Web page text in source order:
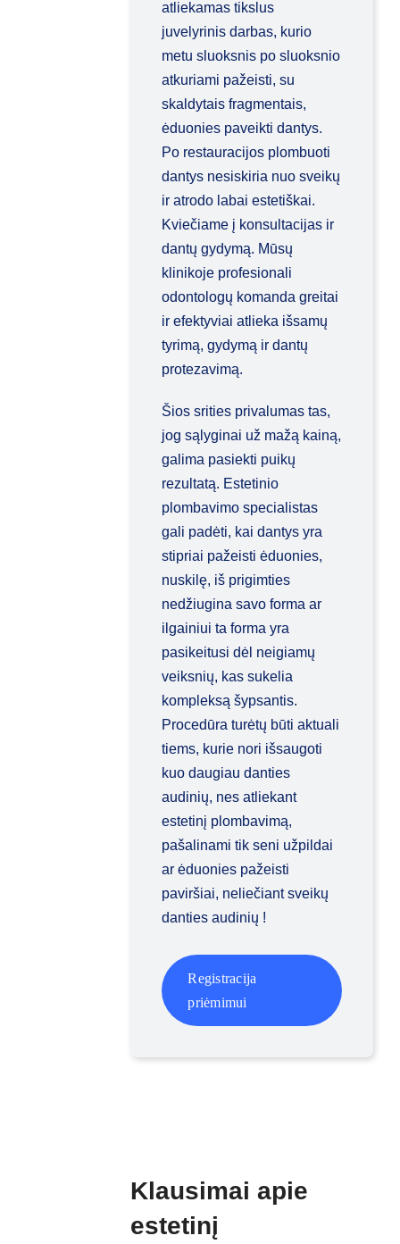
atliekamas tikslus
juvelyrinis darbas, kurio
metu sluoksnis po sluoksnio
atkuriami pažeisti, su
skaldytais fragmentais,
ėduonies paveikti dantys.
Po restauracijos plombuoti
dantys nesiskiria nuo sveikų
ir atrodo labai estetiškai.
Kviečiame į konsultacijas ir
dantų gydymą. Mūsų
klinikoje profesionali
odontologų komanda greitai
ir efektyviai atlieka išsamų
tyrimą, gydymą ir dantų
protezavimą.
Šios srities privalumas tas,
jog sąlyginai už mažą kainą,
galima pasiekti puikų
rezultatą. Estetinio
plombavimo specialistas
gali padėti, kai dantys yra
stipriai pažeisti ėduonies,
nuskilę, iš prigimties
nedžiugina savo forma ar
ilgainiui ta forma yra
pasikeitusi dėl neigiamų
veiksnių, kas sukelia
kompleksą šypsantis.
Procedūra turėtų būti aktuali
tiems, kurie nori išsaugoti
kuo daugiau danties
audinių, nes atliekant
estetinį plombavimą,
pašalinami tik seni užpildai
ar ėduonies pažeisti
paviršiai, neliečiant sveikų
danties audinių !
Registracija
priėmimui
Klausimai apie
estetinį
Prisijunkite, kad pradėtumėte
Prisimink mane